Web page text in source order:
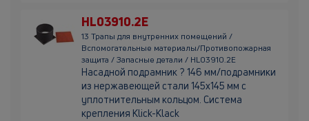
HL03910.2E
13 Трапы для внутренних помещений /
Вспомогательные материалы/Противопожарная
защита / Запасные детали / HL03910.2E
Насадной подрамник ? 146 мм/подрамники
из нержавеющей стали 145х145 мм с
уплотнительным кольцом. Система
крепления Klick-Klack